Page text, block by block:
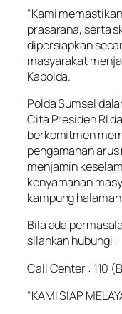
“Kami
prasarana, serta
dipersiapkan
masyarakat
Kapolda.
Polda Sumsel
Cita Presiden RI
berkomitmen
pengamanan
menjamin
kenyamanan
kampung
Bila ada
silahkan hubungi :
Call Center : 110
“KAMI SIAP